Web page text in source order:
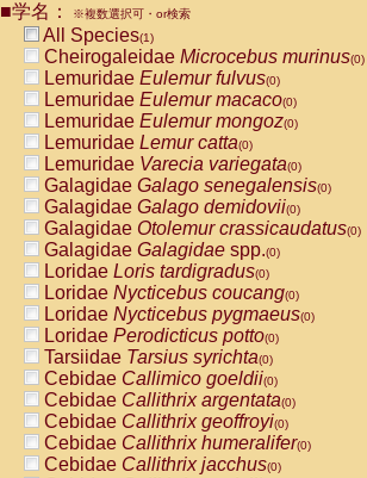
CebidaeCebus nigrivittatus
CebidaeCebus
CebidaeSaimiri boliviensis(0)
CebidaeSaimiri sciureus(0)
AtelidaeAlouatta caraya(0)
AtelidaeAlouatta fusca(0)
AtelidaeAlouatta seniculus
AtelidaeAlouattaspp.(0)
AtelidaeAteles belzebuth(0)
AtelidaeAteles geoffroyi(0)
AtelidaeAteles paniscus(0)
AtelidaeAtelesspp.(0)
Atelidae Lagothrix lagothricha
AtelidaeLagothrix lagothricha cana
PitheciidaeCacajao calvus
PitheciidaeCallicebus cupreus
PitheciidaeCallicebus donacophilus
PitheciidaeCallicebus moloch
PitheciidaeCallicebus torquatus
PitheciidaeCallicebusspp.(0)
PitheciidaeChiropotes satanas(0)
PitheciidaePithecia monachus
■学名： ※複数選択可・or検索
All Species(1)
Cheirogaleidae Microcebus murinus(0)
Lemuridae Eulemur fulvus(0)
Lemuridae Eulemur macaco(0)
Lemuridae Eulemur mongoz(0)
Lemuridae Lemur catta(0)
Lemuridae Varecia variegata(0)
Galagidae Galago senegalensis(0)
Galagidae Galago demidovii(0)
Galagidae Otolemur crassicaudatus(0)
Galagidae Galagidae spp.(0)
Loridae Loris tardigradus(0)
Loridae Nycticebus coucang(0)
Loridae Nycticebus pygmaeus(0)
Loridae Perodicticus potto(0)
Tarsiidae Tarsius syrichta(0)
Cebidae Callimico goeldii(0)
Cebidae Callithrix argentata(0)
Cebidae Callithrix geoffroyi(0)
Cebidae Callithrix humeralifer(0)
Cebidae Callithrix jacchus(0)